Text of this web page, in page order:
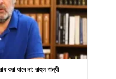
করা যাবে না: রাহুল গান্ধী